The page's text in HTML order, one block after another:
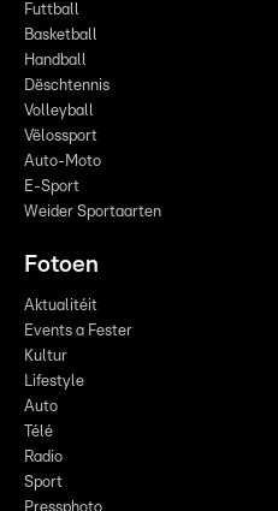
Futtball
Basketball
Handball
Dëschtennis
Volleyball
Vëlossport
Auto-Moto
E-Sport
Weider Sportaarten
Fotoen
Aktualitéit
Events a Fester
Kultur
Lifestyle
Auto
Télé
Radio
Sport
Pressphoto